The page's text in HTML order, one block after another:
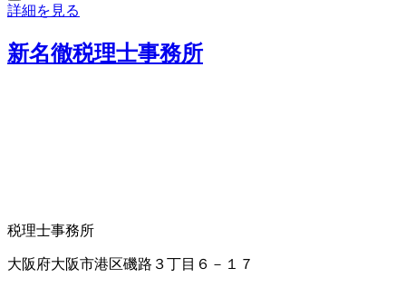
詳細を見る
新名徹税理士事務所
税理士事務所
大阪府大阪市港区磯路３丁目６－１７